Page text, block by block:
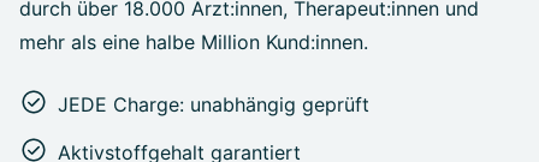
durch über 18.000 Ärzt:innen, Therapeut:innen und
mehr als eine halbe Million Kund:innen.
JEDE Charge: unabhängig geprüft
Aktivstoffgehalt garantiert